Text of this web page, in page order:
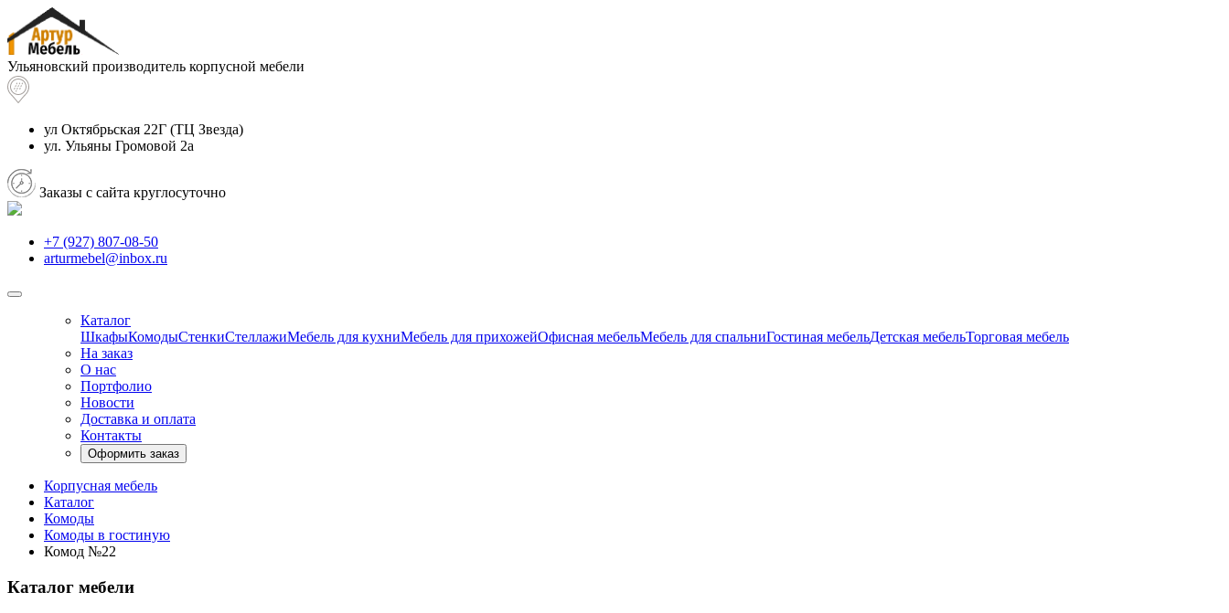
Ульяновский производитель корпусной мебели
ул Октябрьская 22Г (ТЦ Звезда)
ул. Ульяны Громовой 2а
Заказы с сайта круглосуточно
+7 (927) 807-08-50
arturmebel@inbox.ru
Каталог
ШкафыКомодыСтенкиСтеллажиМебель для кухниМебель для прихожейОфисная мебельМебель для спальниГостиная мебельДетская мебельТорговая мебель
На заказ
О нас
Портфолио
Новости
Доставка и оплата
Контакты
Оформить заказ
Корпусная мебель
Каталог
Комоды
Комоды в гостиную
Комод №22
Каталог мебели